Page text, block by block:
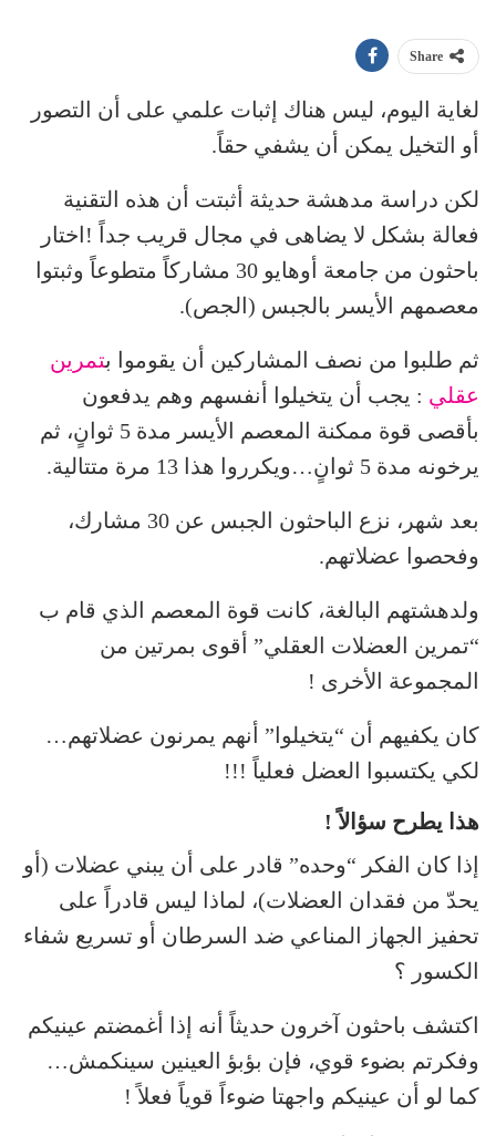
Share
لغاية اليوم، ليس هناك إثبات علمي على أن التصور
أو التخيل يمكن أن يشفي حقاً.
لكن دراسة مدهشة حديثة أثبتت أن هذه التقنية
فعالة بشكل لا يضاهى في مجال قريب جداً !اختار
باحثون من جامعة أوهايو 30 مشاركاً متطوعاً وثبتوا
معصمهم الأيسر بالجبس (الجص).
ثم طلبوا من نصف المشاركين أن يقوموا بتمرين
عقلي : يجب أن يتخيلوا أنفسهم وهم يدفعون
بأقصى قوة ممكنة المعصم الأيسر مدة 5 ثوانٍ، ثم
يرخونه مدة 5 ثوانٍ…ويكرروا هذا 13 مرة متتالية.
بعد شهر، نزع الباحثون الجبس عن 30 مشارك،
وفحصوا عضلاتهم.
ولدهشتهم البالغة، كانت قوة المعصم الذي قام ب
“تمرين العضلات العقلي” أقوى بمرتين من
المجموعة الأخرى !
كان يكفيهم أن “يتخيلوا” أنهم يمرنون عضلاتهم…
لكي يكتسبوا العضل فعلياً !!!
هذا يطرح سؤالاً !
إذا كان الفكر “وحده” قادر على أن يبني عضلات (أو
يحدّ من فقدان العضلات)، لماذا ليس قادراً على
تحفيز الجهاز المناعي ضد السرطان أو تسريع شفاء
الكسور ؟
اكتشف باحثون آخرون حديثاً أنه إذا أغمضتم عينيكم
وفكرتم بضوء قوي، فإن بؤبؤ العينين سينكمش…
كما لو أن عينيكم واجهتا ضوءاً قوياً فعلاً !